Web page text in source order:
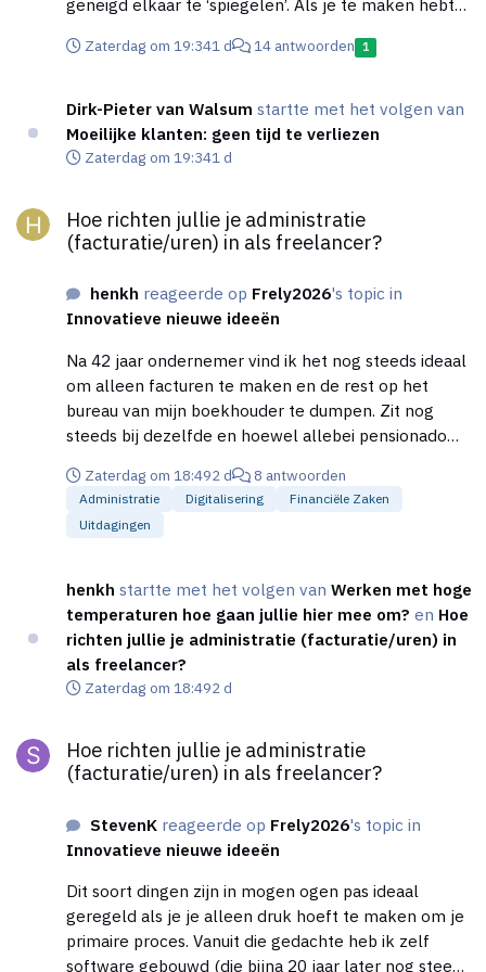
geneigd elkaar te ‘spiegelen’. Als je te maken hebt
kijken. Ben jezelf te meegaand of juist halsstarrig.
begin van een project is van belang. Volgens mij
komen de meeste uitdagingen met personen (ik
schat 2/3) door gebrekkige communicatie. Daar kun
ik me probeer aan te houden.Als je iets niet weet,
vraag het. Ik wil niet social media de schuld geven,
en de zorgvuldigheid staat daarbij, vaak onder druk.
En de gigantische hoeveelheid aan informatie
stromen helpt niet bepaald om die druk te
verminderen. Moeilijk, in de zin van een uitdagende
klus, zie ik eerder als iets positiefs, je wordt er door
uitgedaagd, leert er wat bij, daar wordt je uiteindelijk
kan zijn).
Zaterdag om 19:341 d 14 antwoorden 1
Dirk-Pieter van Walsum startte met het volgen van
Moeilijke klanten: geen tijd te verliezen
Zaterdag om 19:341 d
Hoe richten jullie je administratie
(facturatie/uren) in als freelancer?
henkh reageerde op Frely2026's topic in
Innovatieve nieuwe ideeën
Na 42 jaar ondernemer vind ik het nog steeds ideaal
om alleen facturen te maken en de rest op het
bureau van mijn boekhouder te dumpen. Zit nog
steeds bij dezelfde en hoewel allebei pensionado
deeltijd. Voor deze manier van administratie voeren
betaal ik wel de hoofdprijs maar heb daar nooit
wakker van gelegen. Heb me altijd gericht op omzet
hebt.
Zaterdag om 18:492 d 8 antwoorden
Administratie Digitalisering
Financiële Zaken
Uitdagingen
henkh startte met het volgen van Werken met hoge
temperaturen hoe gaan jullie hier mee om? en Hoe
richten jullie je administratie (facturatie/uren) in
als freelancer?
Zaterdag om 18:492 d
Hoe richten jullie je administratie
(facturatie/uren) in als freelancer?
StevenK reageerde op Frely2026's topic in
Innovatieve nieuwe ideeën
Dit soort dingen zijn in mogen ogen pas ideaal
geregeld als je je alleen druk hoeft te maken om je
primaire proces. Vanuit die gedachte heb ik zelf
software gebouwd (die bijna 20 jaar later nog steeds